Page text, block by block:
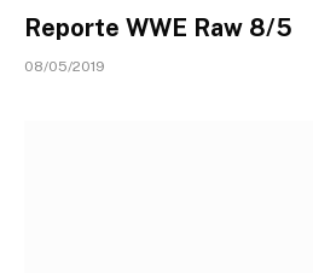
Reporte WWE Raw 8/5
08/05/2019